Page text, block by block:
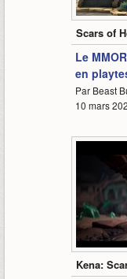
Scars of
Le
en
Par Beast
10 mars
Kena: